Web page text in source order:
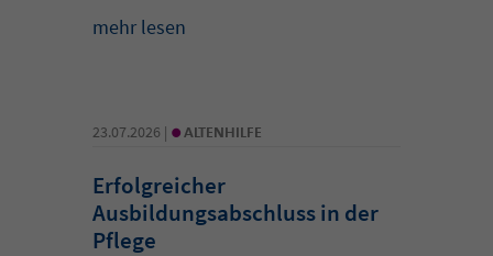
mehr lesen
23.07.2026 | • ALTENHILFE
Erfolgreicher
Ausbildungsabschluss in der
Pflege